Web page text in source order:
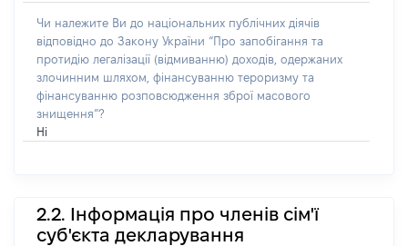
Чи належите Ви до національних публічних діячів
відповідно до Закону України “Про запобігання та
протидію легалізації (відмиванню) доходів, одержаних
злочинним шляхом, фінансуванню тероризму та
фінансуванню розповсюдження зброї масового
знищення”?
Ні
2.2. Інформація про членів сім'ї
суб'єкта декларування